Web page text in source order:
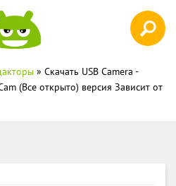
» Скачать USB Camera -
(Все открыто) версия Зависит от